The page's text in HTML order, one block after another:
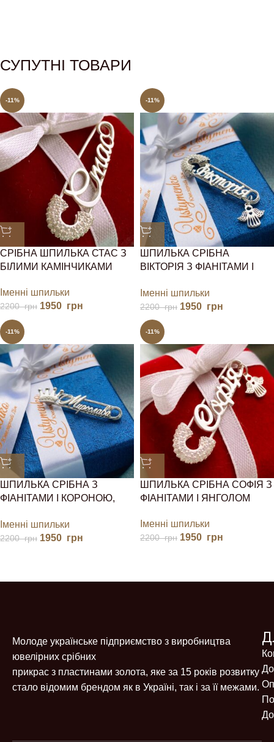
СУПУТНІ ТОВАРИ
-11%
СРІБНА ШПИЛЬКА СТАС З
БІЛИМИ КАМІНЧИКАМИ
Іменні шпильки
2200грн 1950 грн
-11%
ШПИЛЬКА СРІБНА
ВІКТОРІЯ З ФІАНІТАМИ І
Іменні шпильки
2200грн 1950 грн
-11%
ШПИЛЬКА СРІБНА З
ФІАНІТАМИ І КОРОНОЮ,
Іменні шпильки
2200грн 1950 грн
-11%
ШПИЛЬКА СРІБНА СОФІЯ З
ФІАНІТАМИ І ЯНГОЛОМ
Іменні шпильки
2200грн 1950 грн
Молоде українське підприємство з виробництва
ювелірних срібних
прикрас з пластинами золота, яке за 15 років розвитку
стало відомим брендом як в Україні, так і за її межами.